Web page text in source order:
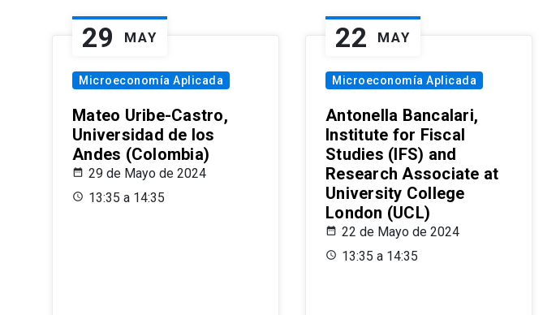
29 MAY
Microeconomía Aplicada
Mateo Uribe-Castro,
Universidad de los
Andes (Colombia)
29 de Mayo de 2024
13:35 a 14:35
22 MAY
Microeconomía Aplicada
Antonella Bancalari,
Institute for Fiscal
Studies (IFS) and
Research Associate at
University College
London (UCL)
22 de Mayo de 2024
13:35 a 14:35